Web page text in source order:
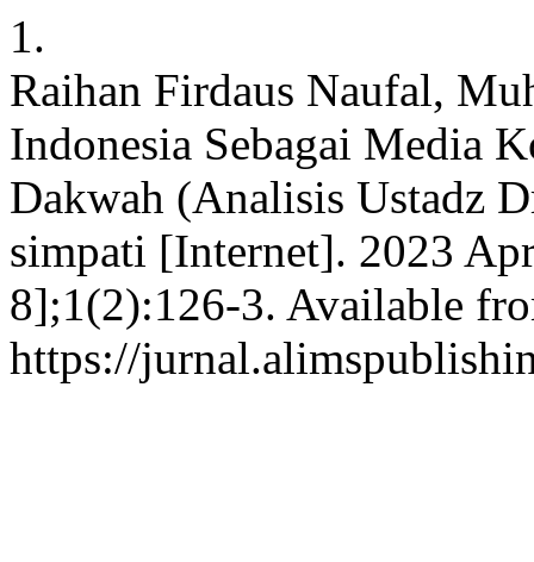
1.
Raihan Firdaus Naufal,
Indonesia Sebagai Media
Dakwah (Analisis Ustadz
simpati [Internet]. 2023
8];1(2):126-3. Available
https://